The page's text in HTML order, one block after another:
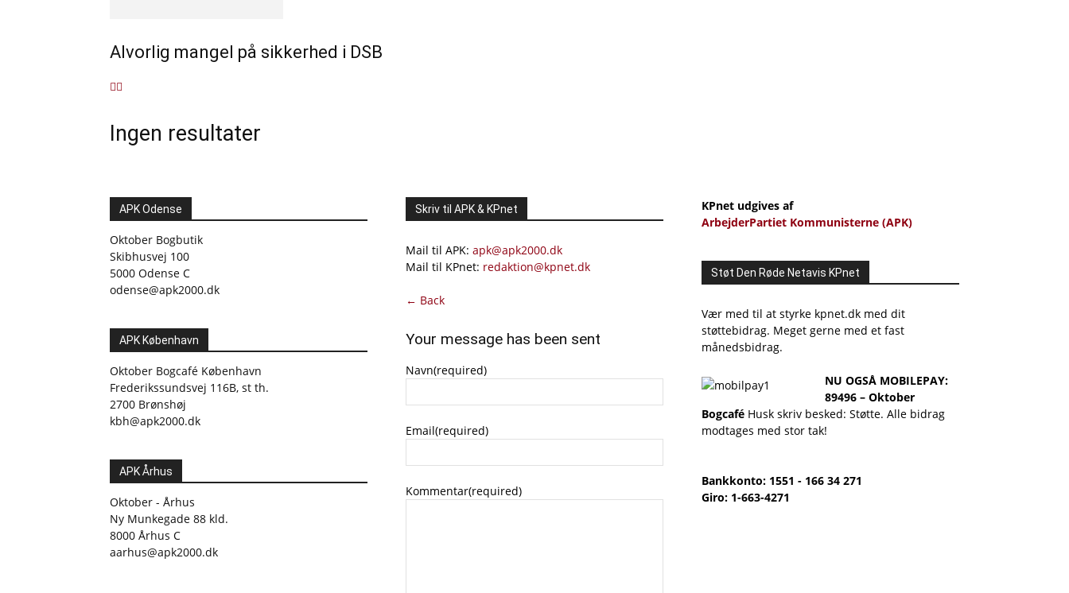
Alvorlig mangel på sikkerhed i DSB
Ingen resultater
APK Odense
Oktober Bogbutik
Skibhusvej 100
5000 Odense C
odense@apk2000.dk
APK København
Oktober Bogcafé København
Frederikssundsvej 116B, st th.
2700 Brønshøj
kbh@apk2000.dk
APK Århus
Oktober - Århus
Ny Munkegade 88 kld.
8000 Århus C
aarhus@apk2000.dk
Skriv til APK & KPnet
Mail til APK: apk@apk2000.dk
Mail til KPnet: redaktion@kpnet.dk
← Back
Your message has been sent
Navn(required)
Email(required)
Kommentar(required)
KPnet udgives af
ArbejderPartiet Kommunisterne (APK)
Støt Den Røde Netavis KPnet
Vær med til at styrke kpnet.dk med dit
støttebidrag. Meget gerne med et fast
månedsbidrag.
NU OGSÅ MOBILEPAY:
89496 – Oktober
Bogcafé Husk skriv besked: Støtte. Alle bidrag
modtages med stor tak!
Bankkonto: 1551 - 166 34 271
Giro: 1-663-4271